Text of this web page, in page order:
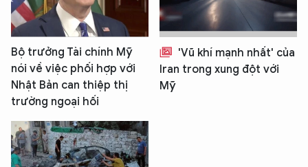
Bộ trưởng Tài chính Mỹ
nói về việc phối hợp với
Nhật Bản can thiệp thị
trường ngoại hối
'Vũ khí mạnh nhất' của
Iran trong xung đột với
Mỹ